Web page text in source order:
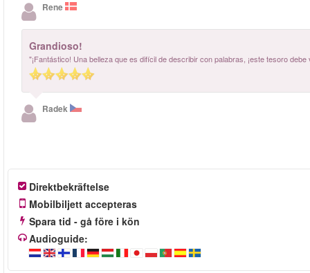
Rene
Grandioso!
"¡Fantástico! Una belleza que es difícil de describir con palabras, ¡este tesoro
Radek
Direktbekräftelse
Mobilbiljett accepteras
Spara tid - gå före i kön
Audioguide: